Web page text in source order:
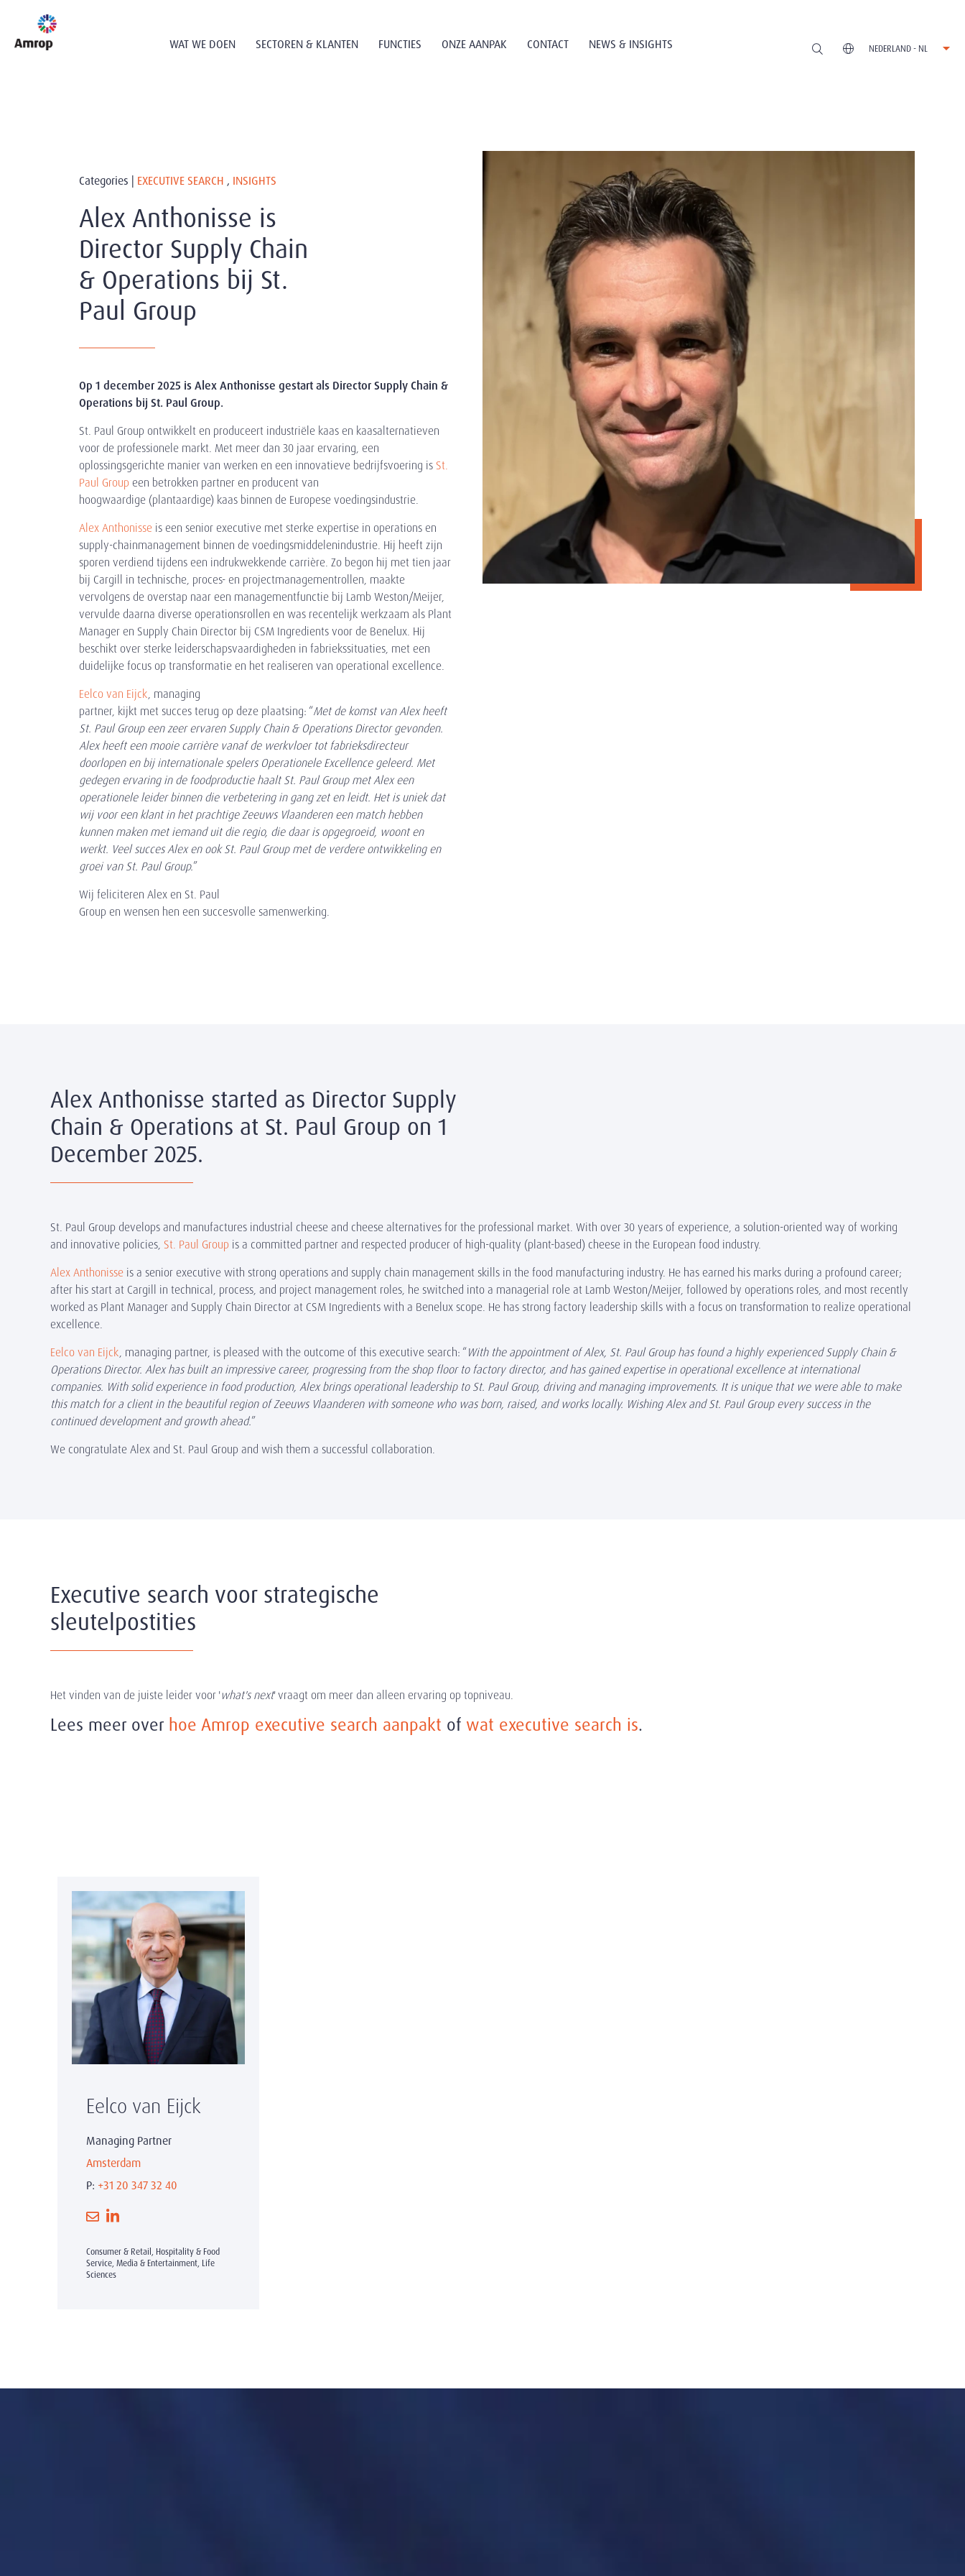
WAT WE DOEN SECTOREN & KLANTEN FUNCTIES ONZE AANPAK CONTACT NEWS & INSIGHTS NEDERLAND - NL
Categories | EXECUTIVE SEARCH , INSIGHTS
Alex Anthonisse is
Director Supply Chain
& Operations bij St.
Paul Group
Op 1 december 2025 is Alex Anthonisse gestart als Director Supply Chain &
Operations bij St. Paul Group.
St. Paul Group ontwikkelt en produceert industriële kaas en kaasalternatieven
voor de professionele markt. Met meer dan 30 jaar ervaring, een
oplossingsgerichte manier van werken en een innovatieve bedrijfsvoering is St.
Paul Group een betrokken partner en producent van
hoogwaardige (plantaardige) kaas binnen de Europese voedingsindustrie.
Alex Anthonisse is een senior executive met sterke expertise in operations en
supply-chainmanagement binnen de voedingsmiddelenindustrie. Hij heeft zijn
sporen verdiend tijdens een indrukwekkende carrière. Zo begon hij met tien jaar
bij Cargill in technische, proces- en projectmanagementrollen, maakte
vervolgens de overstap naar een managementfunctie bij Lamb Weston/Meijer,
vervulde daarna diverse operationsrollen en was recentelijk werkzaam als Plant
Manager en Supply Chain Director bij CSM Ingredients voor de Benelux. Hij
beschikt over sterke leiderschapsvaardigheden in fabriekssituaties, met een
duidelijke focus op transformatie en het realiseren van operational excellence.
Eelco van Eijck , managing
partner, kijkt met succesterug op deze plaatsing: “Met de komst van Alex heeft
St. Paul Group een zeer ervaren Supply Chain & Operations Director gevonden.
Alex heeft een mooie carrière vanaf de werkvloer tot fabrieksdirecteur
doorlopen en bij internationale spelers Operationele Excellence geleerd. Met
gedegen ervaring in de foodproductie haalt St. Paul Group met Alex een
operationele leider binnen die verbetering in gang zet en leidt. Het is uniek dat
wij voor een klant in het prachtige Zeeuws Vlaanderen een match hebben
kunnen maken met iemand uit die regio, die daar is opgegroeid, woont en
werkt. Veel succes Alex en ook St. Paul Group met de verdere ontwikkeling en
groei van St. Paul Group.”
Wij feliciteren Alex en St. Paul
Group en wensen hen een succesvolle samenwerking.
Alex Anthonisse started as Director Supply
Chain & Operations at St. Paul Group on 1
December 2025.
St. Paul Group develops and manufactures industrial cheese and cheese alternatives for the professional market. With over 30 years of experience, a solution-oriented way of working
and innovative policies, St. Paul Group is a committed partner and respected producer of high-quality (plant-based) cheese in the European food industry.
Alex Anthonisse is a senior executive with strong operations and supply chain management skills in the food manufacturing industry. He has earned his marks during a profound career;
after his start at Cargill in technical, process, and project management roles, he switched into a managerial role at Lamb Weston/Meijer, followed by operations roles, and most recently
worked as Plant Manager and Supply Chain Director at CSM Ingredients with a Benelux scope. He has strong factory leadership skills with a focus on transformation to realize operational
excellence.
Eelco van Eijck, managing partner, is pleased with the outcome of this executive search: “With the appointment of Alex, St. Paul Group has found a highly experienced Supply Chain &
Operations Director. Alex has built an impressive career, progressing from the shop floor to factory director, and has gained expertise in operational excellence at international
companies. With solid experience in food production, Alex brings operational leadership to St. Paul Group, driving and managing improvements. It is unique that we were able to make
this match for a client in the beautiful region of Zeeuws Vlaanderen with someone who was born, raised, and works locally. Wishing Alex and St. Paul Group every success in the
continued development and growth ahead.”
We congratulateAlexand St. Paul Groupand wish them a successful collaboration.
Executive search voor strategische
sleutelpostities
Het vinden van de juiste leider voor 'what's next' vraagt om meer dan alleen ervaring op topniveau.
Lees meer over hoe Amrop executive search aanpakt of wat executive search is.
Eelco van Eijck
Managing Partner
Amsterdam
P: +31 20 347 32 40
Consumer & Retail, Hospitality & Food
Service, Media & Entertainment, Life
Sciences